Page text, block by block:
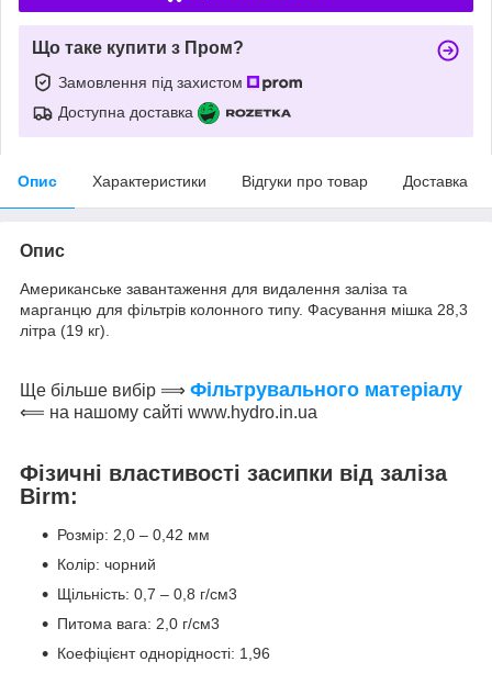
Що таке купити з Пром?
Замовлення під захистом
Доступна доставка
Опис Характеристики Відгуки про товар Доставка
Опис
Американське завантаження для видалення заліза та
марганцю для фільтрів колонного типу. Фасування мішка 28,3
літра (19 кг).
Ще більше вибір ⟹ Фільтрувального матеріалу
⟸ на нашому сайті www.hydro.in.ua
Фізичні властивості засипки від заліза
Birm:
Розмір: 2,0 – 0,42 мм
Колір: чорний
Щільність: 0,7 – 0,8 г/см3
Питома вага: 2,0 г/см3
Коефіцієнт однорідності: 1,96